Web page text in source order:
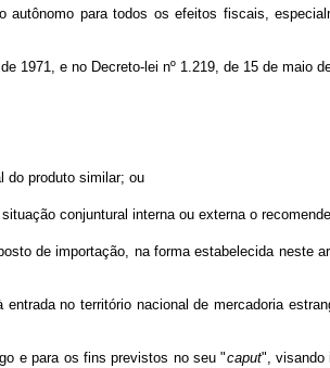
autônomo para todos os efeitos fiscais,
1971, e no Decreto-lei nº 1.219, de 15 de maio
do produto similar; ou
conjuntural interna ou externa o
de importação, na forma estabelecida neste
no território nacional de mercadoria
e para os fins previstos no seu "caput", visando